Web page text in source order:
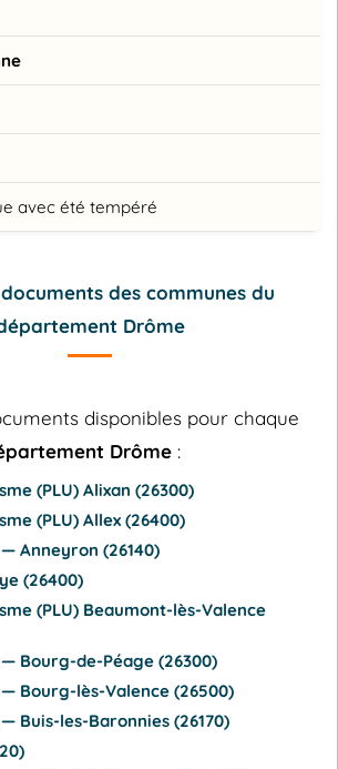
avec été tempéré
des communes du
Drôme
disponibles pour chaque
Drôme :
(PLU) Alixan (26300)
(PLU) Allex (26400)
Anneyron (26140)
(26400)
(PLU) Beaumont-lès-Valence
Bourg-de-Péage (26300)
Bourg-lès-Valence (26500)
Buis-les-Baronnies (26170)